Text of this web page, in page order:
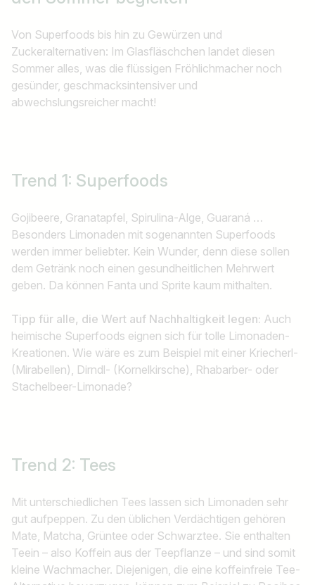
Von Superfoods bis hin zu Gewürzen und
Zuckeralternativen: Im Glasfläschchen landet diesen
Sommer alles, was die flüssigen Fröhlichmacher noch
gesünder, geschmacksintensiver und
abwechslungsreicher macht!
Trend 1: Superfoods
Gojibeere, Granatapfel, Spirulina-Alge, Guaraná …
Besonders Limonaden mit sogenannten Superfoods
werden immer beliebter. Kein Wunder, denn diese sollen
dem Getränk noch einen gesundheitlichen Mehrwert
geben. Da können Fanta und Sprite kaum mithalten.
Tipp für alle, die Wert auf Nachhaltigkeit legen: Auch
heimische Superfoods eignen sich für tolle Limonaden-
Kreationen. Wie wäre es zum Beispiel mit einer Kriecherl-
(Mirabellen), Dirndl- (Kornelkirsche), Rhabarber- oder
Stachelbeer-Limonade?
Trend 2: Tees
Mit unterschiedlichen Tees lassen sich Limonaden sehr
gut aufpeppen. Zu den üblichen Verdächtigen gehören
Mate, Matcha, Grüntee oder Schwarztee. Sie enthalten
Teein – also Koffein aus der Teepflanze – und sind somit
kleine Wachmacher. Diejenigen, die eine koffeinfreie Tee-